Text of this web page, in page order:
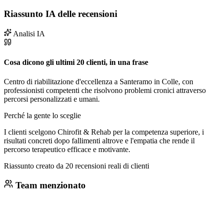
Riassunto IA delle recensioni
Analisi IA
Cosa dicono gli ultimi 20 clienti, in una frase
Centro di riabilitazione d'eccellenza a Santeramo in Colle, con
professionisti competenti che risolvono problemi cronici attraverso
percorsi personalizzati e umani.
Perché la gente lo sceglie
I clienti scelgono Chirofit & Rehab per la competenza superiore, i
risultati concreti dopo fallimenti altrove e l'empatia che rende il
percorso terapeutico efficace e motivante.
Riassunto creato da 20 recensioni reali di clienti
Team menzionato